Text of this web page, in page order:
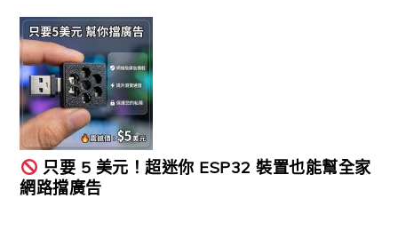
只要 5 美元！超迷你 ESP32 裝置也能幫全家
網路擋廣告